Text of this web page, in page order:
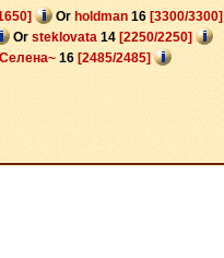
Or holdman 16 [3300/3300]
Or steklovata 14 [2250/2250]
16 [2485/2485]